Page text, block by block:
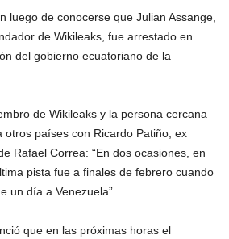
luego de conocerse que Julian Assange,
de Wikileaks, fue arrestado en
del gobierno ecuatoriano de la
de Wikileaks y la persona cercana
otros países con Ricardo Patiño, ex
Rafael Correa: “En dos ocasiones, en
pista fue a finales de febrero cuando
un día a Venezuela”.
que en las próximas horas el